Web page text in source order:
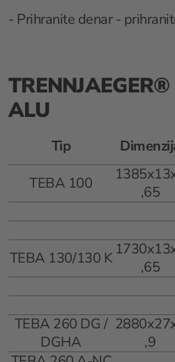
- Prihranite denar -
ALU
Tip
TEBA 100
,65
TEBA 130/130 K
,65
TEBA 260 DG /
DGHA
,9